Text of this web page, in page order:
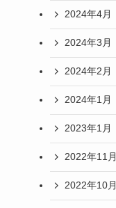
2024年4月
2024年3月
2024年2月
2024年1月
2023年1月
2022年11月
2022年10月